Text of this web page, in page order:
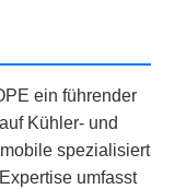
ein führender
Kühler- und
spezialisiert
umfasst